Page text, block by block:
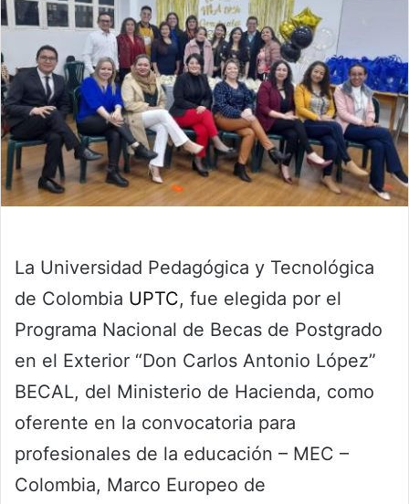
La Universidad Pedagógica y Tecnológica
de Colombia UPTC, fue elegida por el
Programa Nacional de Becas de Postgrado
en el Exterior “Don Carlos Antonio López”
BECAL, del Ministerio de Hacienda, como
oferente en la convocatoria para
profesionales de la educación – MEC –
Colombia, Marco Europeo de